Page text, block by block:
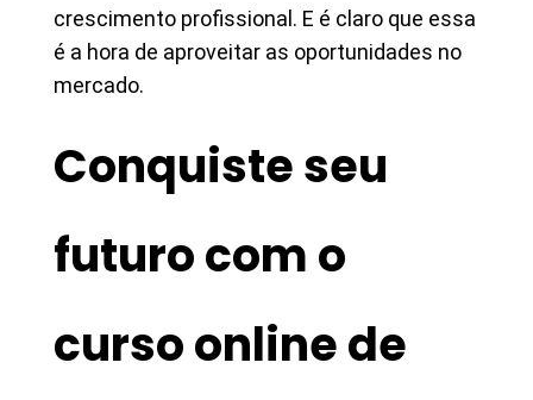
crescimento profissional. E é claro que essa
é a hora de aproveitar as oportunidades no
mercado.
Conquiste seu
futuro com o
curso online de